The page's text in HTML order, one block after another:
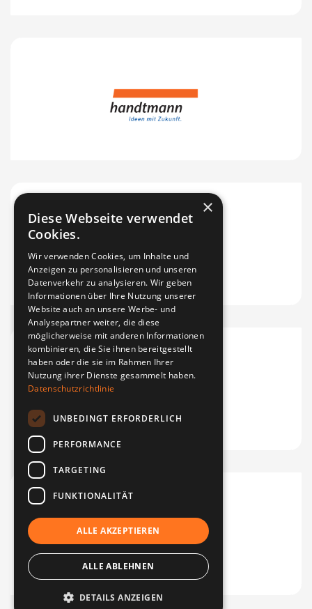
Financia
×
Diese Webseite verwendet
Cookies.
Wir verwenden Cookies, um Inhalte und
Anzeigen zu personalisieren und unseren
Datenverkehr zu analysieren. Wir geben
Informationen über Ihre Nutzung unserer
Website auch an unsere Werbe- und
Analysepartner weiter, die diese
möglicherweise mit anderen Informationen
kombinieren, die Sie ihnen bereitgestellt
haben oder die sie im Rahmen Ihrer
Nutzung ihrer Dienste gesammelt haben.
Datenschutzrichtlinie
UNBEDINGT ERFORDERLICH
PERFORMANCE
TARGETING
FUNKTIONALITÄT
ALLE AKZEPTIEREN
ALLE ABLEHNEN
DETAILS ANZEIGEN